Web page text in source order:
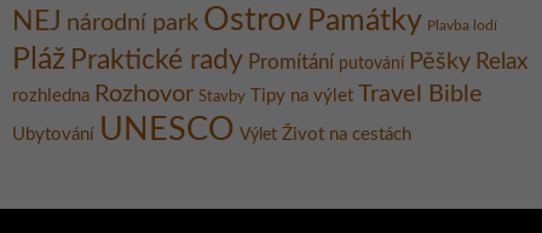
NEJ národní park Ostrov Památky Plavba lodí
Pláž Praktické rady Promítání putování Pěšky Relax
rozhledna Rozhovor Stavby Tipy na výlet Travel Bible
Ubytování UNESCO Výlet Život na cestách